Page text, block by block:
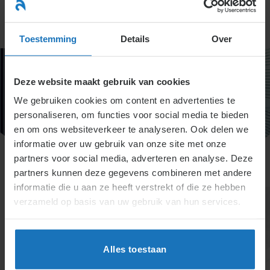
Toestemming Details Over
Deze website maakt gebruik van cookies
We gebruiken cookies om content en advertenties te
personaliseren, om functies voor social media te bieden
en om ons websiteverkeer te analyseren. Ook delen we
informatie over uw gebruik van onze site met onze
partners voor social media, adverteren en analyse. Deze
partners kunnen deze gegevens combineren met andere
informatie die u aan ze heeft verstrekt of die ze hebben
verzameld op basis van uw gebruik van hun services.
Alles toestaan
naar
inhoud
Specialisten informatie